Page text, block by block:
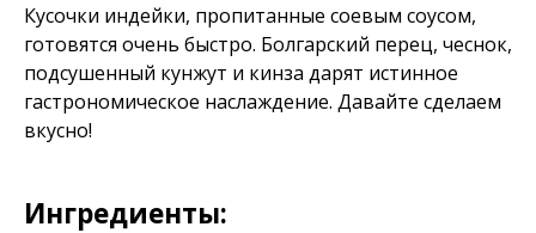
Кусочки индейки, пропитанные соевым соусом,
готовятся очень быстро. Болгарский перец, чеснок,
подсушенный кунжут и кинза дарят истинное
гастрономическое наслаждение. Давайте сделаем
вкусно!
Ингредиенты: